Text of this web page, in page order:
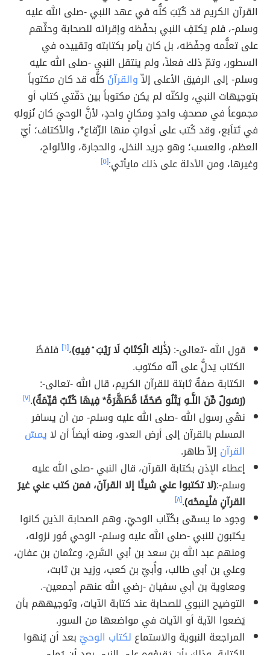
القرآن الكريم قد كُتِبَ كلُّه في عهد النبي -صلى الله عليه
وسلم-، فلم يَكتفِ النبي بحفْظه وإقرائه للصحابة وحثّهم
على تعلُّمه وحِفْظه، بل كان يأمر بكتابته وتقييده في
السطور، وتمّ ذلك فعلاً، ولم ينتقل النبي -صلى الله عليه
وسلم- إلى الرفيق الأعلى إلاّوالقرآنُ كلُّه قد كان مكتوباً
بتوجيهات النبي، ولكنّه لم يكن مكتوباً بين دَفّتي كتاب أو
مجموعاً في مصحفٍ واحدٍ ومكانٍ واحدٍ، لأنَّ الوحيَ كان نُزولهِ
في تَتاَبع، وقد كُتب على أدواتٍ منها الرِّقاع*، والأكتاف؛ أيّ
العظم، والعسب؛ وهو جريد النخل، والحجارة، والألواح،
وغيرها، ومن الأدلة على ذلك مايأتي:[٥]
قول الله -تعالى-:(ذَٰلِكَ الْكِتَابُ لَا رَيْبَ ۛ فِيهِ)،[٦] فلفظُ
الكتاب يَدلُّ على أنّه مكتوب.
الكتابة صفةٌ ثابتة للقرآن الكريم، قال الله -تعالى-:
(رَسُولٌ مِّنَ اللَّـهِ يَتْلُو صُحُفًا مُّطَهَّرَةً* فِيهَا كُتُبٌ قَيِّمَةٌ).[٧]
نهْي رسول الله -صلى الله عليه وسلم- من أن يسافر
المسلم بالقرآن إلى أرض العدو، ومنه أيضاً أن لايمسّ
القرآن إلاّ طاهر.
إعطاء الإذن بكتابة القرآن، قال النبي -صلى الله عليه
وسلم-:(لا تكتبوا عني شيئًا إلا القرآنَ، فمن كتب عني غيرَ
القرآنِ فلْيمحْه).[٨]
وجود ما يسمّى بكُتّاب الوحيّ، وهم الصحابة الذين كانوا
يكتبون للنبي -صلى الله عليه وسلم- الوحي فَور نزوله،
ومنهم عبد الله بن سعد بن أبي السَّرح، وعثمان بن عفان،
وعلي بن أبي طالب، وأُبيّ بن كعب، وزيد بن ثابت،
ومعاوية بن أبي سفيان -رضي الله عنهم أجمعين-.
التوضيح النبوي للصحابة عند كتابة الآيات، وتَوجيههم بأن
يَضعوا الآية أو الآيات في مواضعها من السور.
المراجعة النبوية والاستماع لكتاب الوحيّ بعد أن يُنهوا